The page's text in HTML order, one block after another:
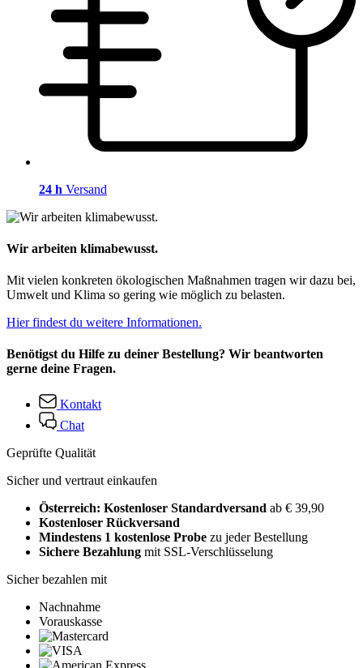
24 h Versand
Wir arbeiten klimabewusst.
Mit vielen konkreten ökologischen Maßnahmen tragen wir dazu bei,
Umwelt und Klima so gering wie möglich zu belasten.
Hier findest du weitere Informationen.
Benötigst du Hilfe zu deiner Bestellung? Wir beantworten
gerne deine Fragen.
Kontakt
Chat
Geprüfte Qualität
Sicher und vertraut einkaufen
Österreich: Kostenloser Standardversand ab € 39,90
Kostenloser Rückversand
Mindestens 1 kostenlose Probe zu jeder Bestellung
Sichere Bezahlung mit SSL-Verschlüsselung
Sicher bezahlen mit
Nachnahme
Vorauskasse